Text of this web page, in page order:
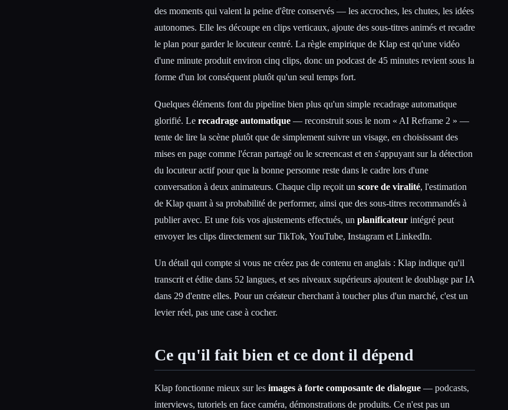
des moments qui valent la peine d'être conservés — les accroches, les chutes, les idées
autonomes. Elle les découpe en clips verticaux, ajoute des sous-titres animés et recadre
le plan pour garder le locuteur centré. La règle empirique de Klap est qu'une vidéo
d'une minute produit environ cinq clips, donc un podcast de 45 minutes revient sous la
forme d'un lot conséquent plutôt qu'un seul temps fort.
Quelques éléments font du pipeline bien plus qu'un simple recadrage automatique
glorifié. Le recadrage automatique — reconstruit sous le nom « AI Reframe 2 » —
tente de lire la scène plutôt que de simplement suivre un visage, en choisissant des
mises en page comme l'écran partagé ou le screencast et en s'appuyant sur la détection
du locuteur actif pour que la bonne personne reste dans le cadre lors d'une
conversation à deux animateurs. Chaque clip reçoit un score de viralité, l'estimation
de Klap quant à sa probabilité de performer, ainsi que des sous-titres recommandés à
publier avec. Et une fois vos ajustements effectués, un planificateur intégré peut
envoyer les clips directement sur TikTok, YouTube, Instagram et LinkedIn.
Un détail qui compte si vous ne créez pas de contenu en anglais : Klap indique qu'il
transcrit et édite dans 52 langues, et ses niveaux supérieurs ajoutent le doublage par IA
dans 29 d'entre elles. Pour un créateur cherchant à toucher plus d'un marché, c'est un
levier réel, pas une case à cocher.
Ce qu'il fait bien et ce dont il dépend
Klap fonctionne mieux sur les images à forte composante de dialogue — podcasts,
interviews, tutoriels en face caméra, démonstrations de produits. Ce n'est pas un